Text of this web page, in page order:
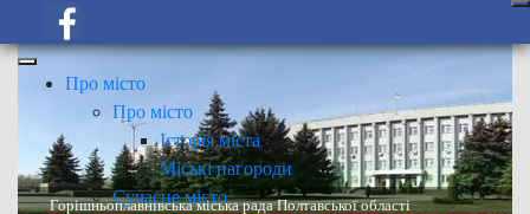
Про місто
Про місто
Історія міста
Міські нагороди
Сучасне місто
Горішньоплавнівська міська рада Полтавської області